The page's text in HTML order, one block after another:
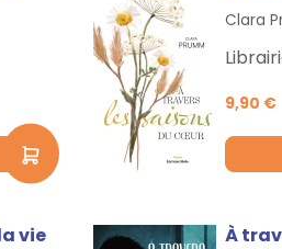
Clara
9,90 €
vie À